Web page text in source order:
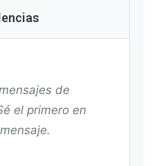
de
el primero en